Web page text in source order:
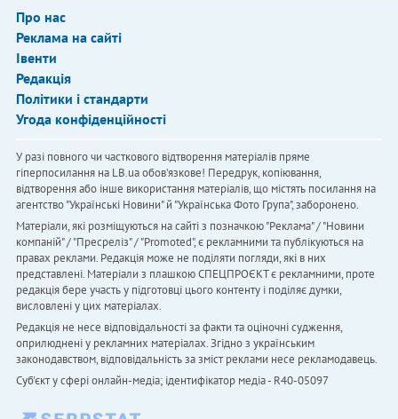
Про нас
Реклама на сайті
Івенти
Редакція
Політики і стандарти
Угода конфіденційності
У разі повного чи часткового відтворення матеріалів пряме
гіперпосилання на LB.ua обов'язкове! Передрук, копіювання,
відтворення або інше використання матеріалів, що містять посилання на
агентство "Українськi Новини" й "Українська Фото Група", заборонено.
Матеріали, які розміщуються на сайті з позначкою "Реклама" / "Новини
компаній" / "Пресреліз" / "Promoted", є рекламними та публікуються на
правах реклами. Редакція може не поділяти погляди, які в них
представлені. Матеріали з плашкою СПЕЦПРОЄКТ є рекламними, проте
редакція бере участь у підготовці цього контенту і поділяє думки,
висловлені у цих матеріалах.
Редакція не несе відповідальності за факти та оціночні судження,
оприлюднені у рекламних матеріалах. Згідно з українським
законодавством, відповідальність за зміст реклами несе рекламодавець.
Cуб'єкт у сфері онлайн-медіа; ідентифікатор медіа - R40-05097